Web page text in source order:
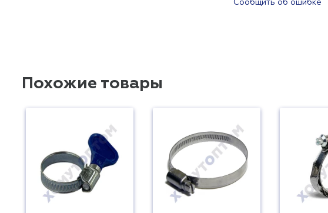
Сообщить об ошибке
Похожие товары